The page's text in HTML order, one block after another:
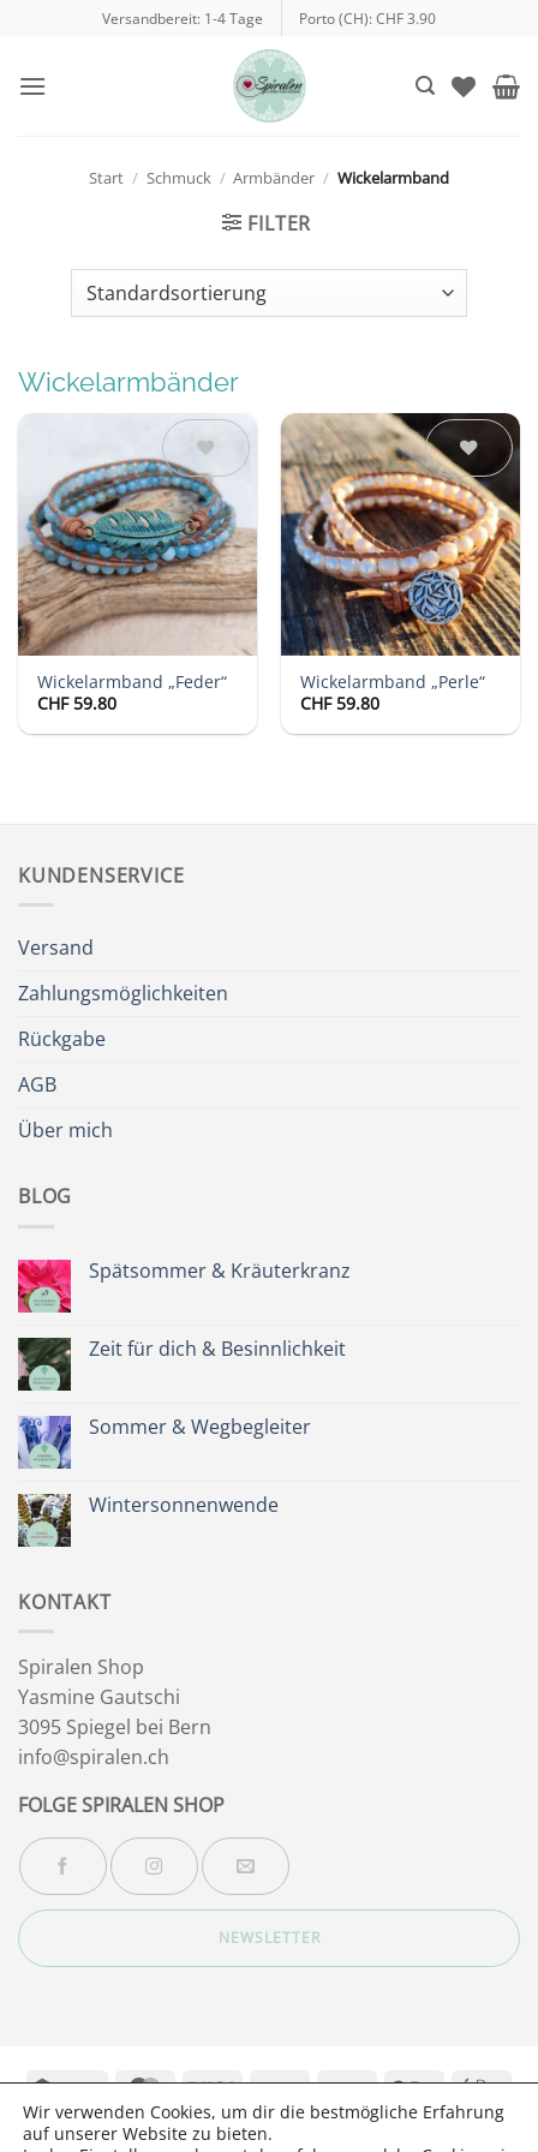
springen
Versandbereit: 1-4 Tage Porto (CH): CHF 3.90
Start / Schmuck / Armbänder / Wickelarmband
FILTER
Wickelarmbänder
Auf die
Wunschliste
Wickelarmband „Feder“
CHF59.80
Auf die
Wunschliste
Wickelarmband „Perle“
CHF59.80
KUNDENSERVICE
Versand
Zahlungsmöglichkeiten
Rückgabe
AGB
Über mich
BLOG
Spätsommer & Kräuterkranz
Spätsommer
&
Zeit für dich & Besinnlichkeit
Zeit
für
Sommer & Wegbegleiter
Sommer
&
Wintersonnenwende
KONTAKT
Spiralen Shop
Yasmine Gautschi
3095 Spiegel bei Bern
info@spiralen.ch
FOLGE SPIRALEN SHOP
NEWSLETTER
Twint MasterCard
Visa
Bank
Transfer
PayPal
Google
Pay
Pay
Wir verwenden Cookies, um dir die bestmögliche Erfahrung
auf unserer Website zu bieten.